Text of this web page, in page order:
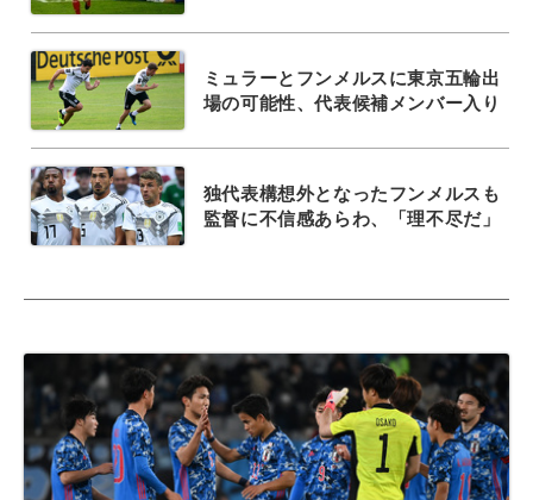
ミュラーとフンメルスに東京五輪出
場の可能性、代表候補メンバー入り
独代表構想外となったフンメルスも
監督に不信感あらわ、「理不尽だ」